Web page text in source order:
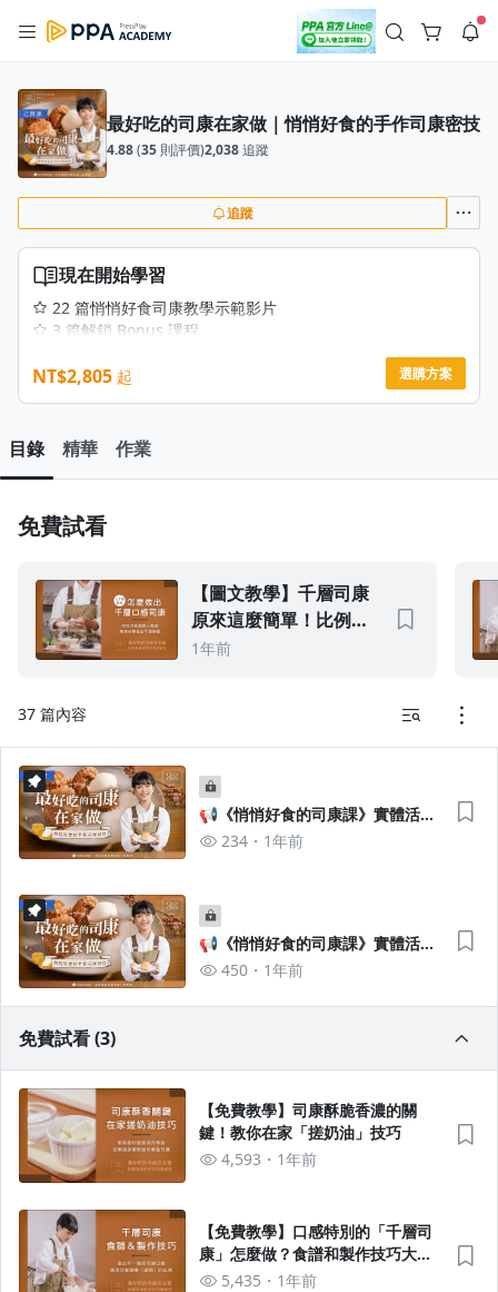
登入/註冊
🌞 PPA 避暑津貼．冷氣房升級｜期間快閃活動
🥵 酷暑限時快閃｜單筆滿 NT$2,500 現折 NT$300、再贈最高
2% 點數回饋！🚀 酷暑來襲．偷偷在冷氣房升級 📈⭐️ 【冷氣房
進修 限時開跑】◾單筆滿 NT$2,500 現折 NT$300◾活動期間：
即日起 - 8/13（只有一週）-📣 酷暑季好康 \ 再加碼 /→ 點數回饋
無上限🔥購買任一課程 or 訂閱✅ 消費即享回饋 1% 點數✅ 滿
$5,000 回饋 2% 點數🎁 此為 PPA 官方帳號 Line@ 專屬活動，加
入好友👉 享有「渠道專屬活動」及「個人化推播」！
2 天前
最好吃的司康在家做｜悄悄好食的手作司康密技
4.88(35 則評價)2,038追蹤
追蹤
現在開始學習
22 篇悄悄好食司康教學示範影片
3 篇解鎖 Bonus 課程
悄悄好食創辦人 Cindy 親自設計、示範
學習原味司康＋12 種口味
3 種人氣口味已解鎖 🎉
〖獨家〗悄悄好食店鋪經營心法
NT$2,805 起 選購方案
目錄 精華 作業
免費試看
【圖文教學】千層司康
原來這麼簡單！比例與
手法大公開
1年前
37 篇內容
📢《悄悄好食的司康課》實體活動
｜參與者名單及活動日期公告
234 1年前
📢《悄悄好食的司康課》實體活動
｜參與意願調查
450 1年前
免費試看 (3)
【免費教學】司康酥脆香濃的關
鍵！教你在家「搓奶油」技巧
4,593
1年前
【免費教學】口感特別的「千層司
康」怎麼做？食譜和製作技巧大公
開 5,435 1年前
--:--
播放速度
1.25x
追蹤列表
去逛逛
返回播放器
清除全部